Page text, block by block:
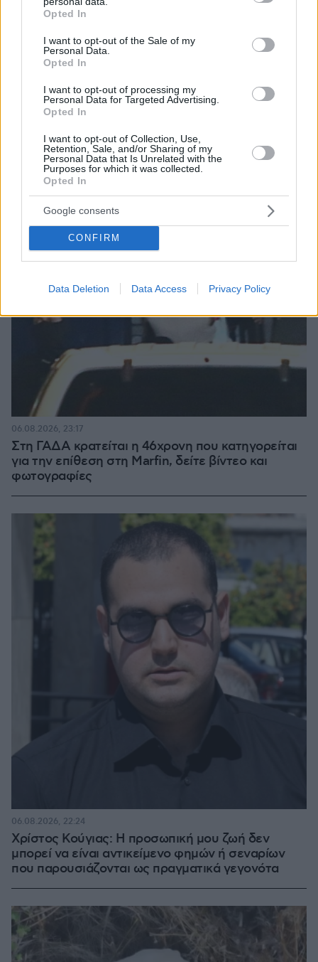
grant or deny consent to Google and its third-party tags to
use your data for below specified purposes in below Google
consent section.
Opted In
I want to opt-out of the Sale of my
Personal Data.
Opted In
I want to opt-out of processing my
Personal Data for Targeted Advertising.
Opted In
I want to opt-out of Collection, Use,
Retention, Sale, and/or Sharing of my
Personal Data that Is Unrelated with the
Purposes for which it was collected.
Opted In
Google consents
CONFIRM
Data Deletion Data Access Privacy Policy
ΔΕΙΤΕ ΟΛΕΣ ΤΙΣ ΕΙΔΗΣΕΙΣ
ΤΑ ΠΙΟ ΔΗΜΟΦΙΛΗ
Στη ΓΑΔΑ κρατείται η 46χρονη που κατηγορείται
για την επίθεση στη Marfin, δείτε βίντεο και
φωτογραφίες
06.08.2026, 23:17
Χρίστος Κούγιας: Η προσωπική μου ζωή δεν
μπορεί να είναι αντικείμενο φημών ή σεναρίων
που παρουσιάζονται ως πραγματικά γεγονότα
06.08.2026, 22:24